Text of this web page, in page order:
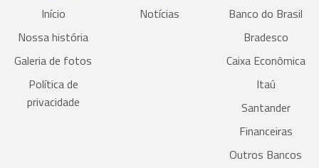
Início
Nossa história
Galeria de fotos
Política de
privacidade
Notícias
Banco do Brasil
Bradesco
Caixa Econômica
Itaú
Santander
Financeiras
Outros Bancos